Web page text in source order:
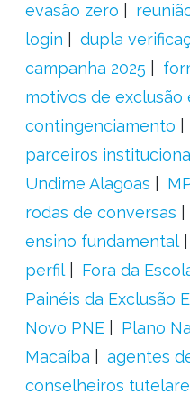
evasão zero
login
dupla
campanha 2025
motivos de exclusão
contingenciamento
parceiros
Undime Alagoas
rodas de conversas
ensino fundamental
perfil
Fora da
Painéis da Exclusão
Novo PNE
Plano
Macaíba
agentes
conselheiros